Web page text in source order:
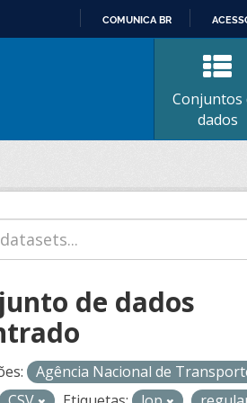
CONTEÚDO
COMUNICA BR
Conjuntos
dados
de dados
Agência Nacional de